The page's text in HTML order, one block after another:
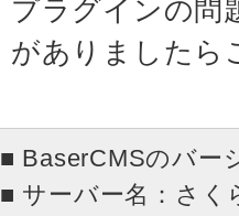
プラグインの問
がありましたら
■ BaserCMSのバー
■ サーバー名：さく